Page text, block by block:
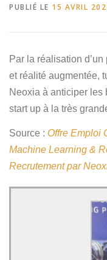
PUBLIÉ LE 15 AVRIL
Par la réalisation
et réalité augmentée,
Neoxia à anticiper les
start up à la très
Source : Offre Emploi
Machine Learning &
Recrutement par